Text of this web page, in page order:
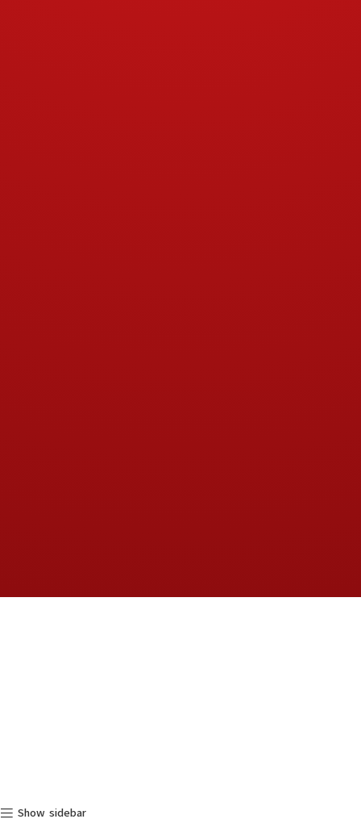
Show sidebar